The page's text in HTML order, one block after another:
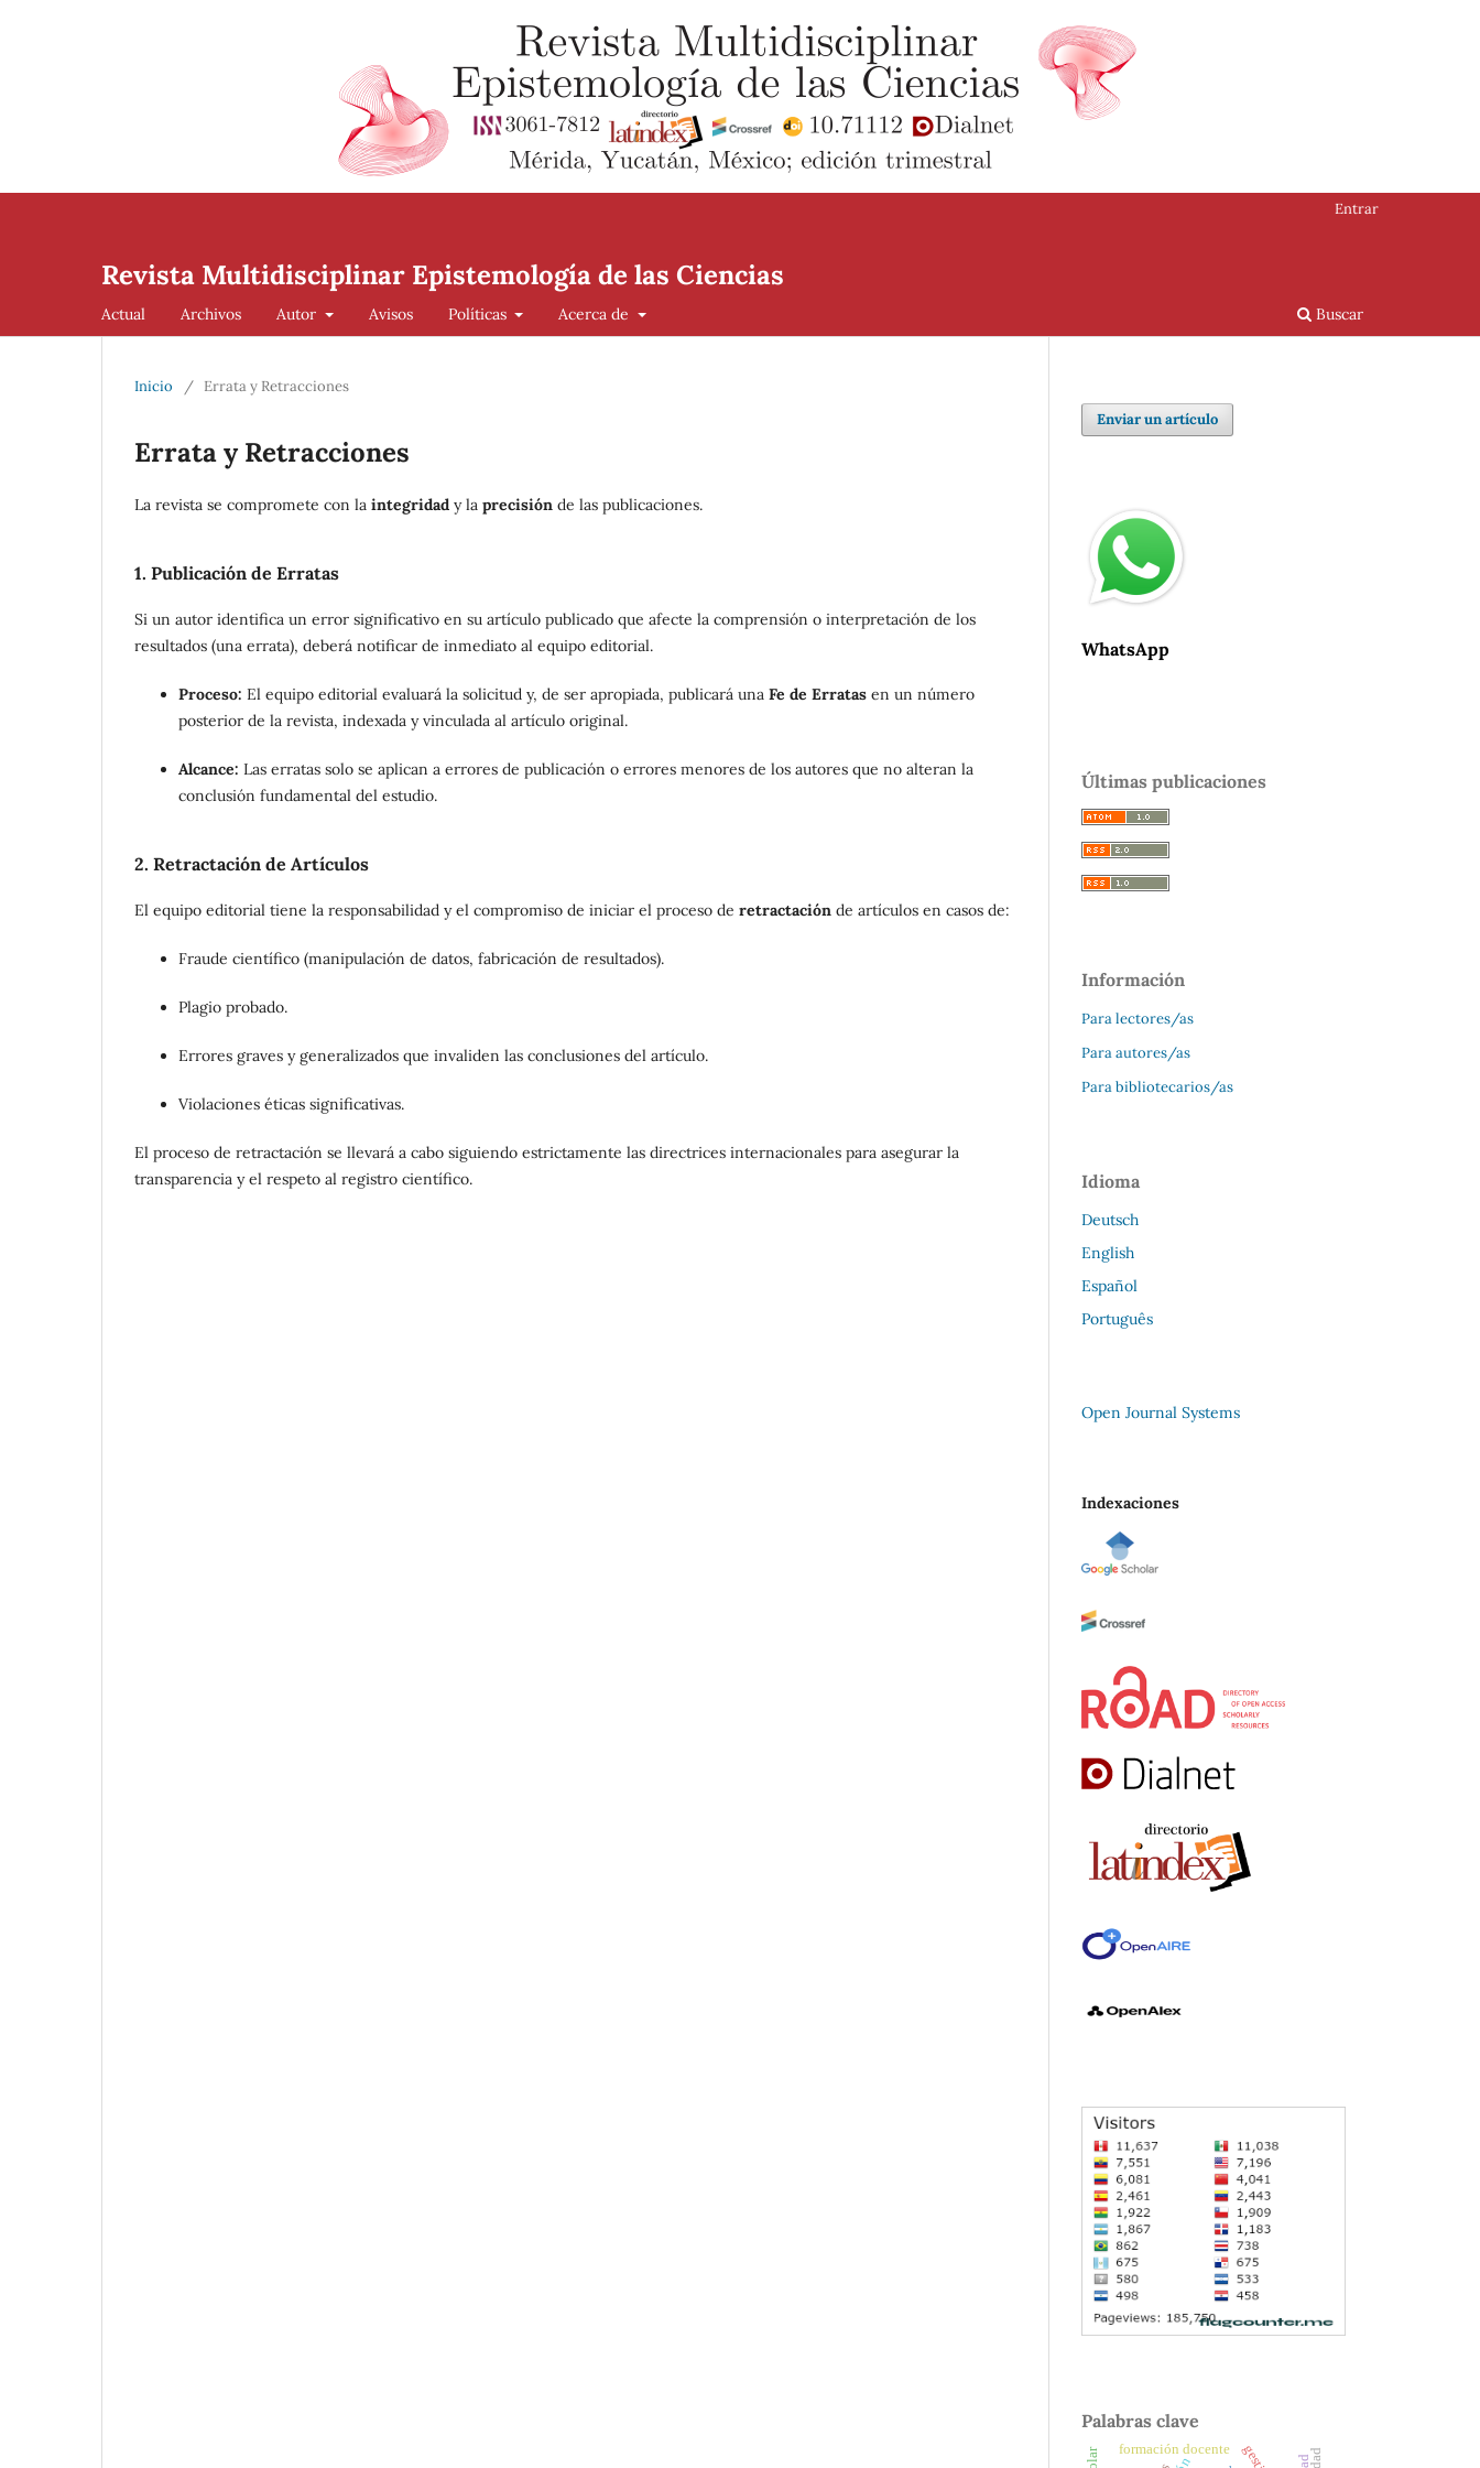
Revista Multidisciplinar Epistemología de las Ciencias
Actual Archivos Autor Avisos Políticas Acerca de Buscar
Entrar
Inicio / Errata y Retracciones
Errata y Retracciones
La revista se compromete con la integridad y la precisión de las publicaciones.
1. Publicación de Erratas
Si un autor identifica un error significativo en su artículo publicado que afecte la comprensión o interpretación de los
resultados (una errata), deberá notificar de inmediato al equipo editorial.
Proceso: El equipo editorial evaluará la solicitud y, de ser apropiada, publicará una Fe de Erratas en un número
posterior de la revista, indexada y vinculada al artículo original.
Alcance: Las erratas solo se aplican a errores de publicación o errores menores de los autores que no alteran la
conclusión fundamental del estudio.
2. Retractación de Artículos
El equipo editorial tiene la responsabilidad y el compromiso de iniciar el proceso de retractación de artículos en casos de:
Fraude científico (manipulación de datos, fabricación de resultados).
Plagio probado.
Errores graves y generalizados que invaliden las conclusiones del artículo.
Violaciones éticas significativas.
El proceso de retractación se llevará a cabo siguiendo estrictamente las directrices internacionales para asegurar la
transparencia y el respeto al registro científico.
Enviar un artículo
WhatsApp
Últimas publicaciones
Información
Para lectores/as
Para autores/as
Para bibliotecarios/as
Idioma
Deutsch
English
Español
Português
Open Journal Systems
Indexaciones
Palabras clave
formación docente